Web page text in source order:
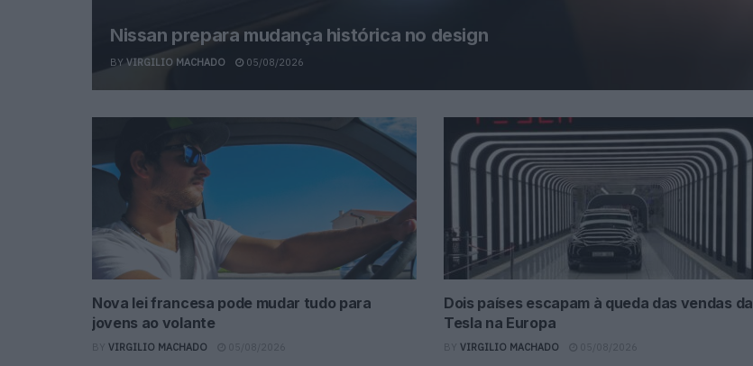
Nissan prepara mudança histórica no design
BY VIRGILIO MACHADO 05/08/2026
Nova lei francesa pode mudar tudo para
jovens ao volante
BY VIRGILIO MACHADO
Dois países escapam à queda das vendas da
Tesla na Europa
BY VIRGILIO MACHADO